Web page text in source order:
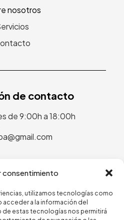
consentimiento
utilizamos tecnologías como
acceder a la información del
estas tecnologías nos permitirá
nosotros
de contacto
de 9:00h a 18:00h
legal